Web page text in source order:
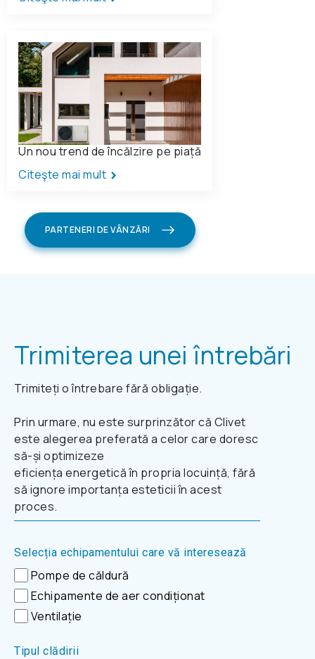
Un nou trend de încălzire pe piață
Citeşte mai mult
PARTENERI DE VÂNZĂRI
Trimiterea unei întrebări
Trimiteți o întrebare fără obligație.
Prin urmare, nu este surprinzător că Clivet
este alegerea preferată a celor care doresc
să-și optimizeze
eficiența energetică în propria locuință, fără
să ignore importanța esteticii în acest
proces.
Selecția echipamentului care vă interesează
Pompe de căldură
Echipamente de aer condiționat
Ventilație
Tipul clădirii